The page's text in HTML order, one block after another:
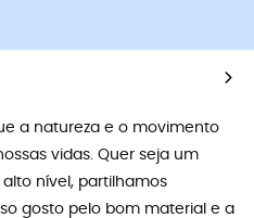
a natureza e o movimento
vidas. Quer seja um
nível, partilhamos
gosto pelo bom material e a